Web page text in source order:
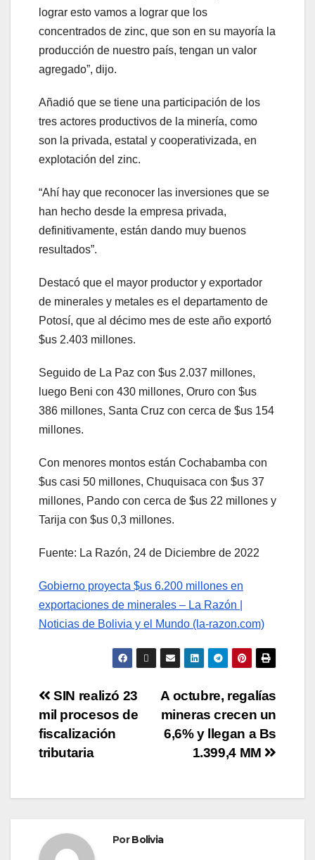
lograr esto vamos a lograr que los
concentrados de zinc, que son en su mayoría la
producción de nuestro país, tengan un valor
agregado”, dijo.
Añadió que se tiene una participación de los
tres actores productivos de la minería, como
son la privada, estatal y cooperativizada, en
explotación del zinc.
“Ahí hay que reconocer las inversiones que se
han hecho desde la empresa privada,
definitivamente, están dando muy buenos
resultados”.
Destacó que el mayor productor y exportador
de minerales y metales es el departamento de
Potosí, que al décimo mes de este año exportó
$us 2.403 millones.
Seguido de La Paz con $us 2.037 millones,
luego Beni con 430 millones, Oruro con $us
386 millones, Santa Cruz con cerca de $us 154
millones.
Con menores montos están Cochabamba con
$us casi 50 millones, Chuquisaca con $us 37
millones, Pando con cerca de $us 22 millones y
Tarija con $us 0,3 millones.
Fuente: La Razón, 24 de Diciembre de 2022
Gobierno proyecta $us 6.200 millones en
exportaciones de minerales – La Razón |
Noticias de Bolivia y el Mundo (la-razon.com)
A octubre, regalías
mineras crecen un
6,6% y llegan a Bs
1.399,4 MM
SIN realizó 23
mil procesos de
fiscalización
tributaria
PorBolivia